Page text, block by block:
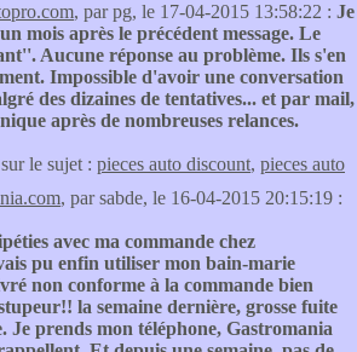
, par pg, le 17-04-2015 13:58:22 : Je
mois après le précédent message. Le
Aucune réponse au problème. Ils s'en
Impossible d'avoir une conversation
des dizaines de tentatives... et par mail,
après de nombreuses relances.
le sujet : pieces auto discount, pieces auto
, par sabde, le 16-04-2015 20:15:19 :
avec ma commande chez
pu enfin utiliser mon bain-marie
non conforme à la commande bien
la semaine dernière, grosse fuite
Je prends mon téléphone, Gastromania